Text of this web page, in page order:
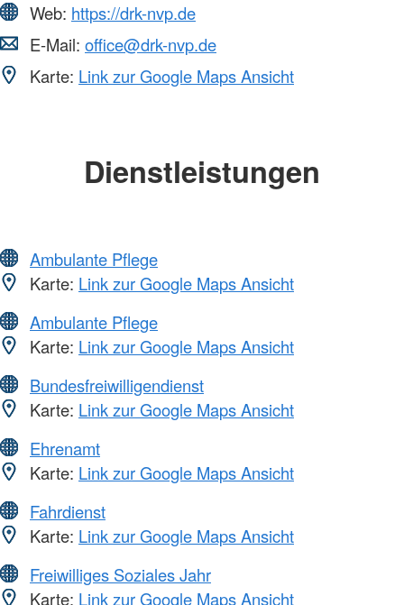
Web: https://drk-nvp.de
E-Mail: office@drk-nvp.de
Karte: Link zur Google Maps Ansicht
Dienstleistungen
Ambulante Pflege
Karte: Link zur Google Maps Ansicht
Ambulante Pflege
Karte: Link zur Google Maps Ansicht
Bundesfreiwilligendienst
Karte: Link zur Google Maps Ansicht
Ehrenamt
Karte: Link zur Google Maps Ansicht
Fahrdienst
Karte: Link zur Google Maps Ansicht
Freiwilliges Soziales Jahr
Karte: Link zur Google Maps Ansicht